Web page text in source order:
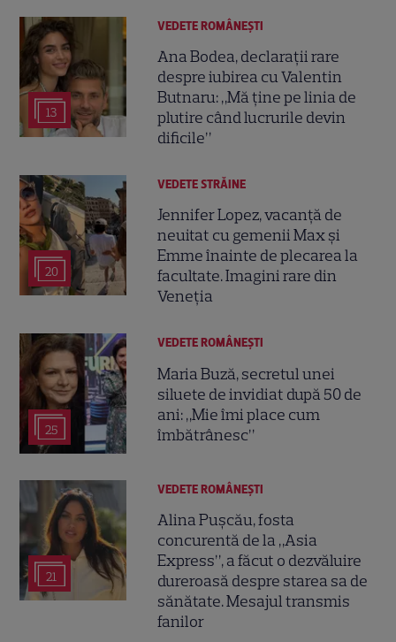
13
VEDETE ROMÂNEŞTI
Ana Bodea, declarații rare
despre iubirea cu Valentin
Butnaru: „Mă ține pe linia de
plutire când lucrurile devin
dificile”
20
VEDETE STRĂINE
Jennifer Lopez, vacanță de
neuitat cu gemenii Max și
Emme înainte de plecarea la
facultate. Imagini rare din
Veneția
25
VEDETE ROMÂNEŞTI
Maria Buză, secretul unei
siluete de invidiat după 50 de
ani: „Mie îmi place cum
îmbătrânesc”
21
VEDETE ROMÂNEŞTI
Alina Pușcău, fosta
concurentă de la „Asia
Express”, a făcut o dezvăluire
dureroasă despre starea sa de
sănătate. Mesajul transmis
fanilor